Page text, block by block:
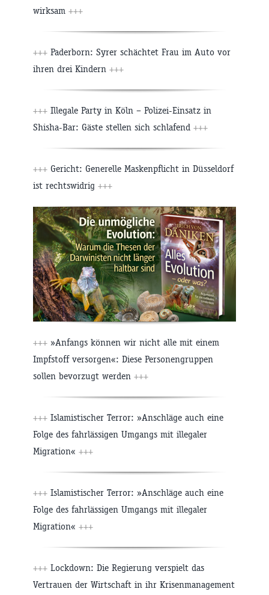
wirksam +++
+++ Paderborn: Syrer schächtet Frau im Auto vor
ihren drei Kindern +++
+++ Illegale Party in Köln – Polizei-Einsatz in
Shisha-Bar: Gäste stellen sich schlafend +++
+++ Gericht: Generelle Maskenpflicht in Düsseldorf
ist rechtswidrig +++
+++ »Anfangs können wir nicht alle mit einem
Impfstoff versorgen«: Diese Personengruppen
sollen bevorzugt werden +++
+++ Islamistischer Terror: »Anschläge auch eine
Folge des fahrlässigen Umgangs mit illegaler
Migration« +++
+++ Islamistischer Terror: »Anschläge auch eine
Folge des fahrlässigen Umgangs mit illegaler
Migration« +++
+++ Lockdown: Die Regierung verspielt das
Vertrauen der Wirtschaft in ihr Krisenmanagement